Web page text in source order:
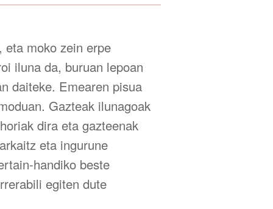
moko zein erpe
iluna da, buruan lepoan
daiteke. Emearen pisua
Gazteak ilunagoak
dira eta gazteenak
eta ingurune
handiko beste
egiten dute